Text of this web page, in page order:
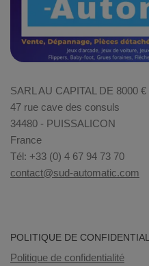
SARL AU CAPITAL DE 8000 €
47 rue cave des consuls
34480 - PUISSALICON
France
Tél: +33 (0) 4 67 94 73 70
contact@sud-automatic.com
POLITIQUE DE
Politique de confidentialité